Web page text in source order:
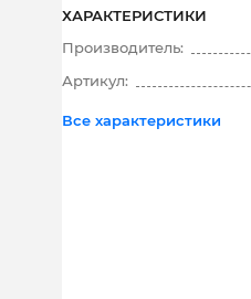
ХАРАКТЕРИСТИКИ
Производитель:
Артикул:
Все характеристики